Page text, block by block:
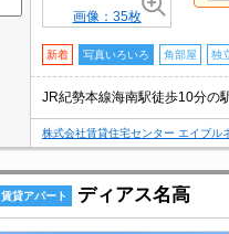
画像：35枚
新着 写真いろいろ 角部屋 独
JR紀勢本線海南駅徒歩10分の
株式会社賃貸住宅センター エイブル
賃貸アパート ディアス名高